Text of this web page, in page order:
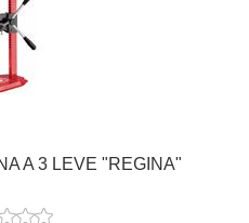
A 3 LEVE "REGINA"